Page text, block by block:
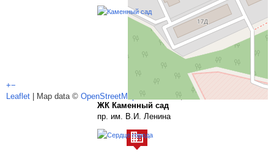
+−
Leaflet | Map data © OpenStreetMap contributors, CC-BY-SA
ЖК Каменный сад
пр. им. В.И. Ленина